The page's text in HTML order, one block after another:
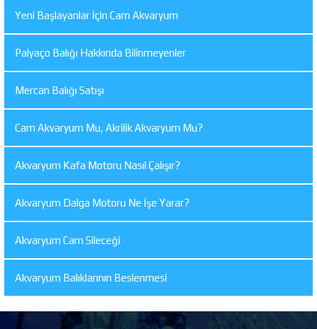
Yeni Başlayanlar İçin Cam Akvaryum
Palyaço Balığı Hakkında Bilinmeyenler
Mercan Balığı Satışı
Cam Akvaryum Mu, Akrilik Akvaryum Mu?
Akvaryum Kafa Motoru Nasıl Çalışır?
Akvaryum Dalga Motoru Ne İşe Yarar?
Akvaryum Cam Sileceği
Akvaryum Balıklarının Beslenmesi